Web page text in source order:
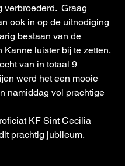
verbroederd.  Graag
ook in op de uitnodiging
bestaan van de
Kanne luister bij te zetten.
van in totaal 9
werd het een mooie
namiddag vol prachtige
KF Sint Cecilia
prachtig jubileum.